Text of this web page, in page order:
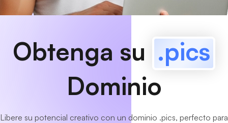
Obtenga su .pics
Dominio
Libere su potencial creativo con un dominio .pics, perfecto para